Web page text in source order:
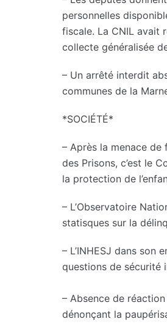
personnelles
fiscale. La CNIL avait
collecte généralisée
– Un arrêté interdit
communes de la
*SOCIÉTÉ*
– Après la menace de
des Prisons, c’est le
la protection de
– L’Observatoire
statisques sur la
– L’INHESJ dans
questions de sécurité
– Absence de
dénonçant la